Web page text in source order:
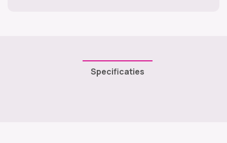
Specificaties